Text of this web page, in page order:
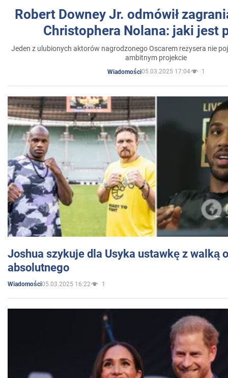
Robert Downey Jr. odmówił
Christophera Nolana: jaki jest
Jeden z ulubionych aktorów nagrodzonego Oscarem reżysera nie
ambitnym projekcie
Wiadomości05.03.2025 17:04 1
Joshua szykuje dla Usyka ustawkę z walką
absolutnego
Wiadomości05.03.2025 16:22 1